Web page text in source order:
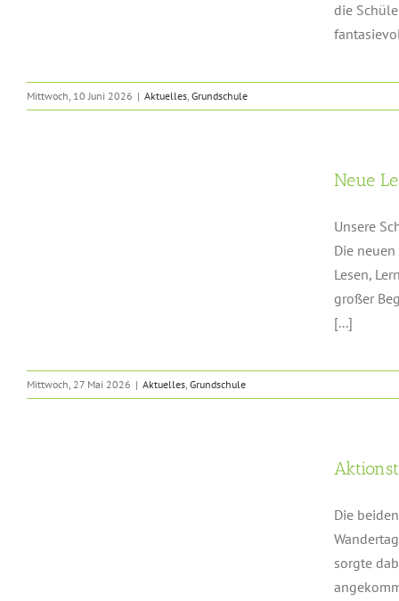
die
Mittwoch, 10 Juni 2026 | Aktuelles, Grundschule
Neue
Unsere
Die
Lesen,
großer
[...]
Mittwoch, 27 Mai 2026 | Aktuelles, Grundschule
Die
sorgte